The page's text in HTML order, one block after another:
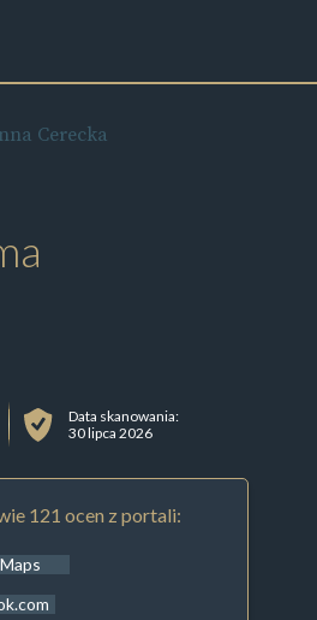
Cerecka
Data skanowania:
30 lipca 2026
121 ocen z portali: